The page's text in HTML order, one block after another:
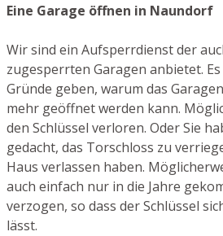
Eine Garage öffnen in Naundorf
Wir sind ein Aufsperrdienst der
zugesperrten Garagen anbietet.
Gründe geben, warum das
mehr geöffnet werden kann.
den Schlüssel verloren. Oder Sie
gedacht, das Torschloss zu
Haus verlassen haben.
auch einfach nur in die Jahre
verzogen, so dass der Schlüssel
lässt.